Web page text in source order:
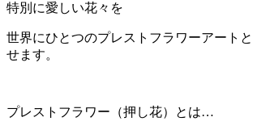
特別に愛しい花々を
世界にひとつのプレストフラワーアート
せます。
プレストフラワー（押し花）とは…